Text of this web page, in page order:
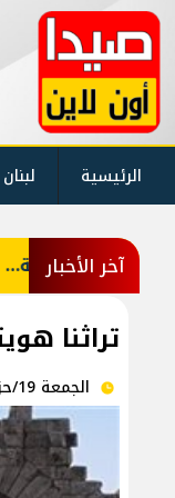
الرئيسية لبنان
آخر الأخبار
تراثنا
الجمعة 19/حزيران/2026 - 07:53 م